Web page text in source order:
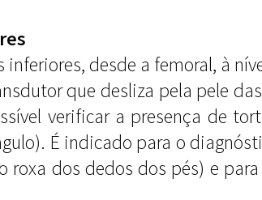
desde a femoral, à
que desliza pela pele
verificar a presença de
É indicado para o
roxa dos dedos dos pés) e